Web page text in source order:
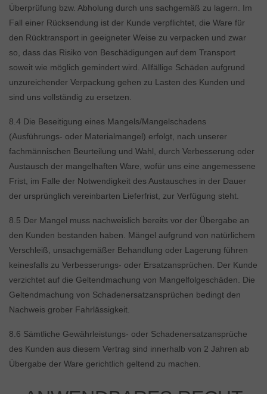
Überprüfung bzw. Abholung durch uns sachgemäß zu lagern. Im
Fall einer Rücksendung ist der Kunde verpflichtet, die Ware für
den Rücktransport in geeigneter Weise zu verpacken und zwar
so, dass das Risiko von Beschädigungen auf dem Transport
soweit wie möglich gemindert wird. Allfällige Schäden aufgrund
unzureichender Verpackung gehen zu Lasten des Kunden und
sind uns vollständig zu ersetzen.
8.4 Die Beseitigung eines Mangels/Mangelschadens
(Ausführungs- oder Materialmangel) erfolgt, nach unserer
fachmännischen Beurteilung und Wahl, durch Verbesserung oder
Austausch der mangelhaften Ware, wofür uns eine angemessene
Frist, im Falle der Notwendigkeit des Austausches in der Dauer
der ursprünglich vereinbarten Lieferfrist, zur Verfügung steht.
8.5 Der Mangel muss nachweislich bereits vor der Übergabe an
den Kunden bestanden haben. Mängel aufgrund von natürlichem
Verschleiß, unsachgemäßer Behandlung oder Lagerung führen
keinesfalls zu Verbesserungs- oder Ersatzansprüchen. Der Kunde
verzichtet auf die Geltendmachung von Mangelfolgeschäden. Die
Geltendmachung von Schadenersatzansprüchen bedingt den
Nachweis grober Fahrlässigkeit.
8.6 Sämtliche Gewährleistungs- oder Schadenersatzansprüche
des Kunden aus diesem Vertrag sind innerhalb von 2 Jahren ab
Übergabe der Ware gerichtlich geltend zu machen.